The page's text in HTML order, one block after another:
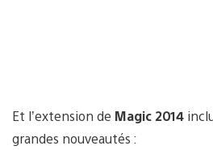
Et l’extension de Magic 2014
grandes nouveautés :